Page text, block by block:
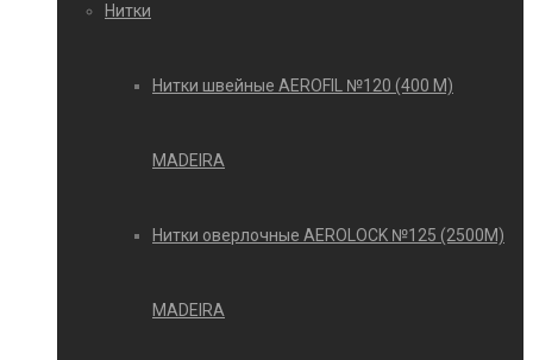
Нитки
Нитки швейные AEROFIL №120 (400 М)
MADEIRA
Нитки оверлочные AEROLOCK №125 (2500М)
MADEIRA